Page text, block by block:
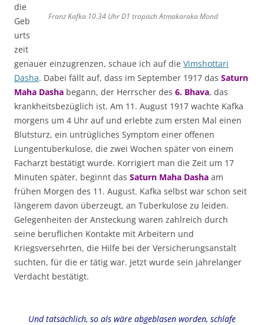
Franz Kafka 10.34 Uhr D1 tropisch Atmakaraka Mond
die
Geb
urts
zeit
genauer einzugrenzen, schaue ich auf die Vimshottari
Dasha. Dabei fällt auf, dass im September 1917 das Saturn
Maha Dasha begann, der Herrscher des 6. Bhava, das
krankheitsbezüglich ist. Am 11. August 1917 wachte Kafka
morgens um 4 Uhr auf und erlebte zum ersten Mal einen
Blutsturz, ein untrügliches Symptom einer offenen
Lungentuberkulose, die zwei Wochen später von einem
Facharzt bestätigt wurde. Korrigiert man die Zeit um 17
Minuten später, beginnt das Saturn Maha Dasha am
frühen Morgen des 11. August. Kafka selbst war schon seit
längerem davon überzeugt, an Tuberkulose zu leiden.
Gelegenheiten der Ansteckung waren zahlreich durch
seine beruflichen Kontakte mit Arbeitern und
Kriegsversehrten, die Hilfe bei der Versicherungsanstalt
suchten, für die er tätig war. Jetzt wurde sein jahrelanger
Verdacht bestätigt.
Und tatsächlich, so als wäre abgeblasen worden, schlafe